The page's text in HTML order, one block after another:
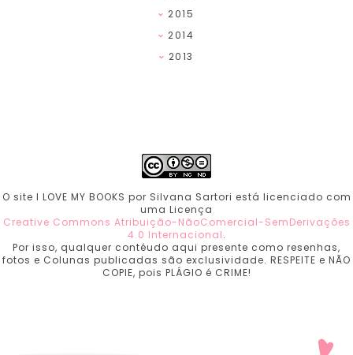
2015
2014
2013
O site I LOVE MY BOOKS por Silvana Sartori está licenciado com
uma Licença
Creative Commons Atribuição-NãoComercial-SemDerivações
4.0 Internacional.
Por isso, qualquer contéudo aqui presente como resenhas,
fotos e Colunas publicadas são exclusividade. RESPEITE e NÃO
COPIE, pois PLÁGIO é CRIME!